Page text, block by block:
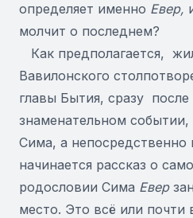
определяет именно Евер,
молчит о последнем?
Как предполагается,
Вавилонского
главы Бытия, сразу после
знаменательном
Сима, а непосредственно
начинается рассказ о
родословии Сима Евер
место. Это всё или почти